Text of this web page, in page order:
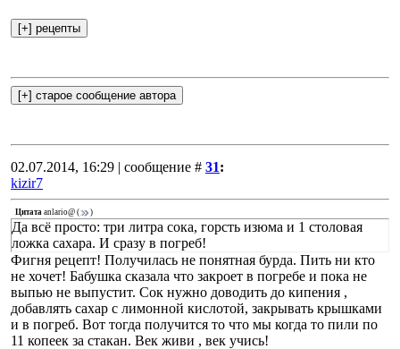
02.07.2014, 16:29 | сообщение # 31:
kizir7
Цитата anlario@ ( )
Да всё просто: три литра сока, горсть изюма и 1 столовая
ложка сахара. И сразу в погреб!
Фигня рецепт! Получилась не понятная бурда. Пить ни кто
не хочет! Бабушка сказала что закроет в погребе и пока не
выпью не выпустит. Сок нужно доводить до кипения ,
добавлять сахар с лимонной кислотой, закрывать крышками
и в погреб. Вот тогда получится то что мы когда то пили по
11 копеек за стакан. Век живи , век учись!